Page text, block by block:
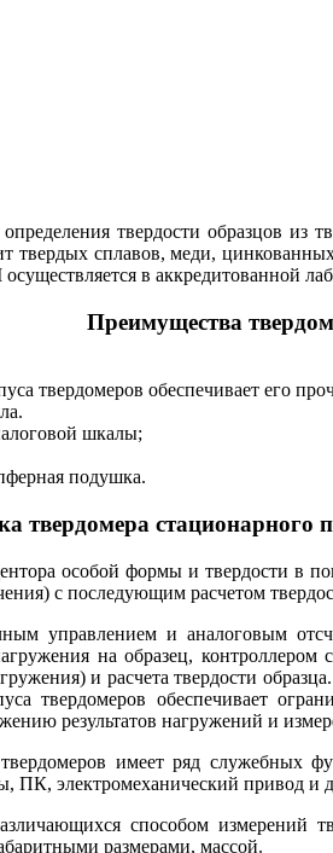
твердости образцов из
твердых сплавов, меди,
осуществляется в аккредитованной
Преимущества
твердомеров обеспечивает его
шкалы;
подушка.
твердомера
особой формы и твердости в
с последующим расчетом
управлением и аналоговым
на образец,
и расчета твердости
твердомеров обеспечивает
результатов нагружений и
имеет ряд
электромеханический привод и
способом измерений
размерами, массой.